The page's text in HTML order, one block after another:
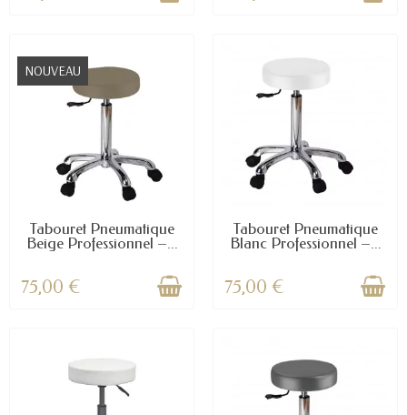
NOUVEAU
Tabouret Pneumatique
Beige Professionnel –...
75,00 €
Tabouret Pneumatique
Blanc Professionnel –...
75,00 €